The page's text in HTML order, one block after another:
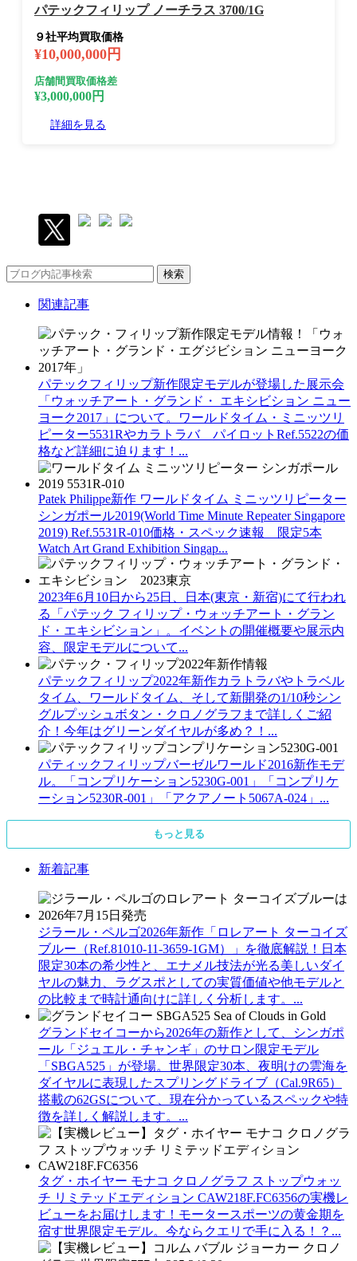
パテックフィリップ ノーチラス 3700/1G
９社平均買取価格
¥10,000,000円
店舗間買取価格差
¥3,000,000円
詳細を見る
検索
関連記事
パテックフィリップ新作限定モデルが登場した展示会
「ウォッチアート・グランド・ エキシビション ニュー
ヨーク2017」について。ワールドタイム・ミニッツリ
ピーター5531Rやカラトラバ パイロットRef.5522の価
格など詳細に迫ります！...
Patek Philippe新作 ワールドタイム ミニッツリピーター
シンガポール2019(World Time Minute Repeater Singapore
2019) Ref.5531R-010価格・スペック速報 限定5本
Watch Art Grand Exhibition Singap...
2023年6月10日から25日、日本(東京・新宿)にて行われ
る「パテック フィリップ・ウォッチアート・グラン
ド・エキシビション」。イベントの開催概要や展示内
容、限定モデルについて...
パテックフィリップ2022年新作カラトラバやトラベル
タイム、ワールドタイム、そして新開発の1/10秒シン
グルプッシュボタン・クロノグラフまで詳しくご紹
介！今年はグリーンダイヤルが多め？！...
パティックフィリップバーゼルワールド2016新作モデ
ル。「コンプリケーション5230G-001」「コンプリケ
ーション5230R-001」「アクアノート5067A-024」...
もっと見る
新着記事
ジラール・ペルゴ2026年新作「ロレアート ターコイズ
ブルー（Ref.81010-11-3659-1GM）」を徹底解説！日本
限定30本の希少性と、エナメル技法が光る美しいダイ
ヤルの魅力、ラグスポとしての実質価値や他モデルと
の比較まで時計通向けに詳しく分析します。...
グランドセイコーから2026年の新作として、シンガポ
ール「ジュエル・チャンギ」のサロン限定モデル
「SBGA525」が登場。世界限定30本、夜明けの雲海を
ダイヤルに表現したスプリングドライブ（Cal.9R65）
搭載の62GSについて、現在分かっているスペックや特
徴を詳しく解説します。...
タグ・ホイヤー モナコ クロノグラフ ストップウォッ
チ リミテッドエディション CAW218F.FC6356の実機レ
ビューをお届けします！モータースポーツの黄金期を
宿す世界限定モデル。今ならクエリで手に入る！？...